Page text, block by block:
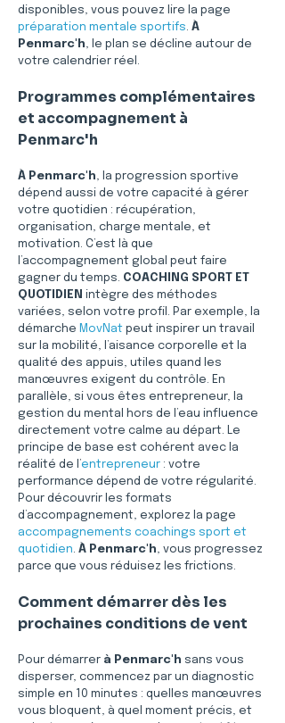
disponibles, vous pouvez lire la page
préparation mentale sportifs. À
Penmarc'h, le plan se décline autour de
votre calendrier réel.
Programmes complémentaires
et accompagnement à
Penmarc'h
À Penmarc'h, la progression sportive
dépend aussi de votre capacité à gérer
votre quotidien : récupération,
organisation, charge mentale, et
motivation. C’est là que
l’accompagnement global peut faire
gagner du temps. COACHING SPORT ET
QUOTIDIEN intègre des méthodes
variées, selon votre profil. Par exemple, la
démarche MovNat peut inspirer un travail
sur la mobilité, l’aisance corporelle et la
qualité des appuis, utiles quand les
manœuvres exigent du contrôle. En
parallèle, si vous êtes entrepreneur, la
gestion du mental hors de l’eau influence
directement votre calme au départ. Le
principe de base est cohérent avec la
réalité de l’entrepreneur : votre
performance dépend de votre régularité.
Pour découvrir les formats
d’accompagnement, explorez la page
accompagnements coachings sport et
quotidien. À Penmarc'h, vous progressez
parce que vous réduisez les frictions.
Comment démarrer dès les
prochaines conditions de vent
Pour démarrer à Penmarc'h sans vous
disperser, commencez par un diagnostic
simple en 10 minutes : quelles manœuvres
vous bloquent, à quel moment précis, et